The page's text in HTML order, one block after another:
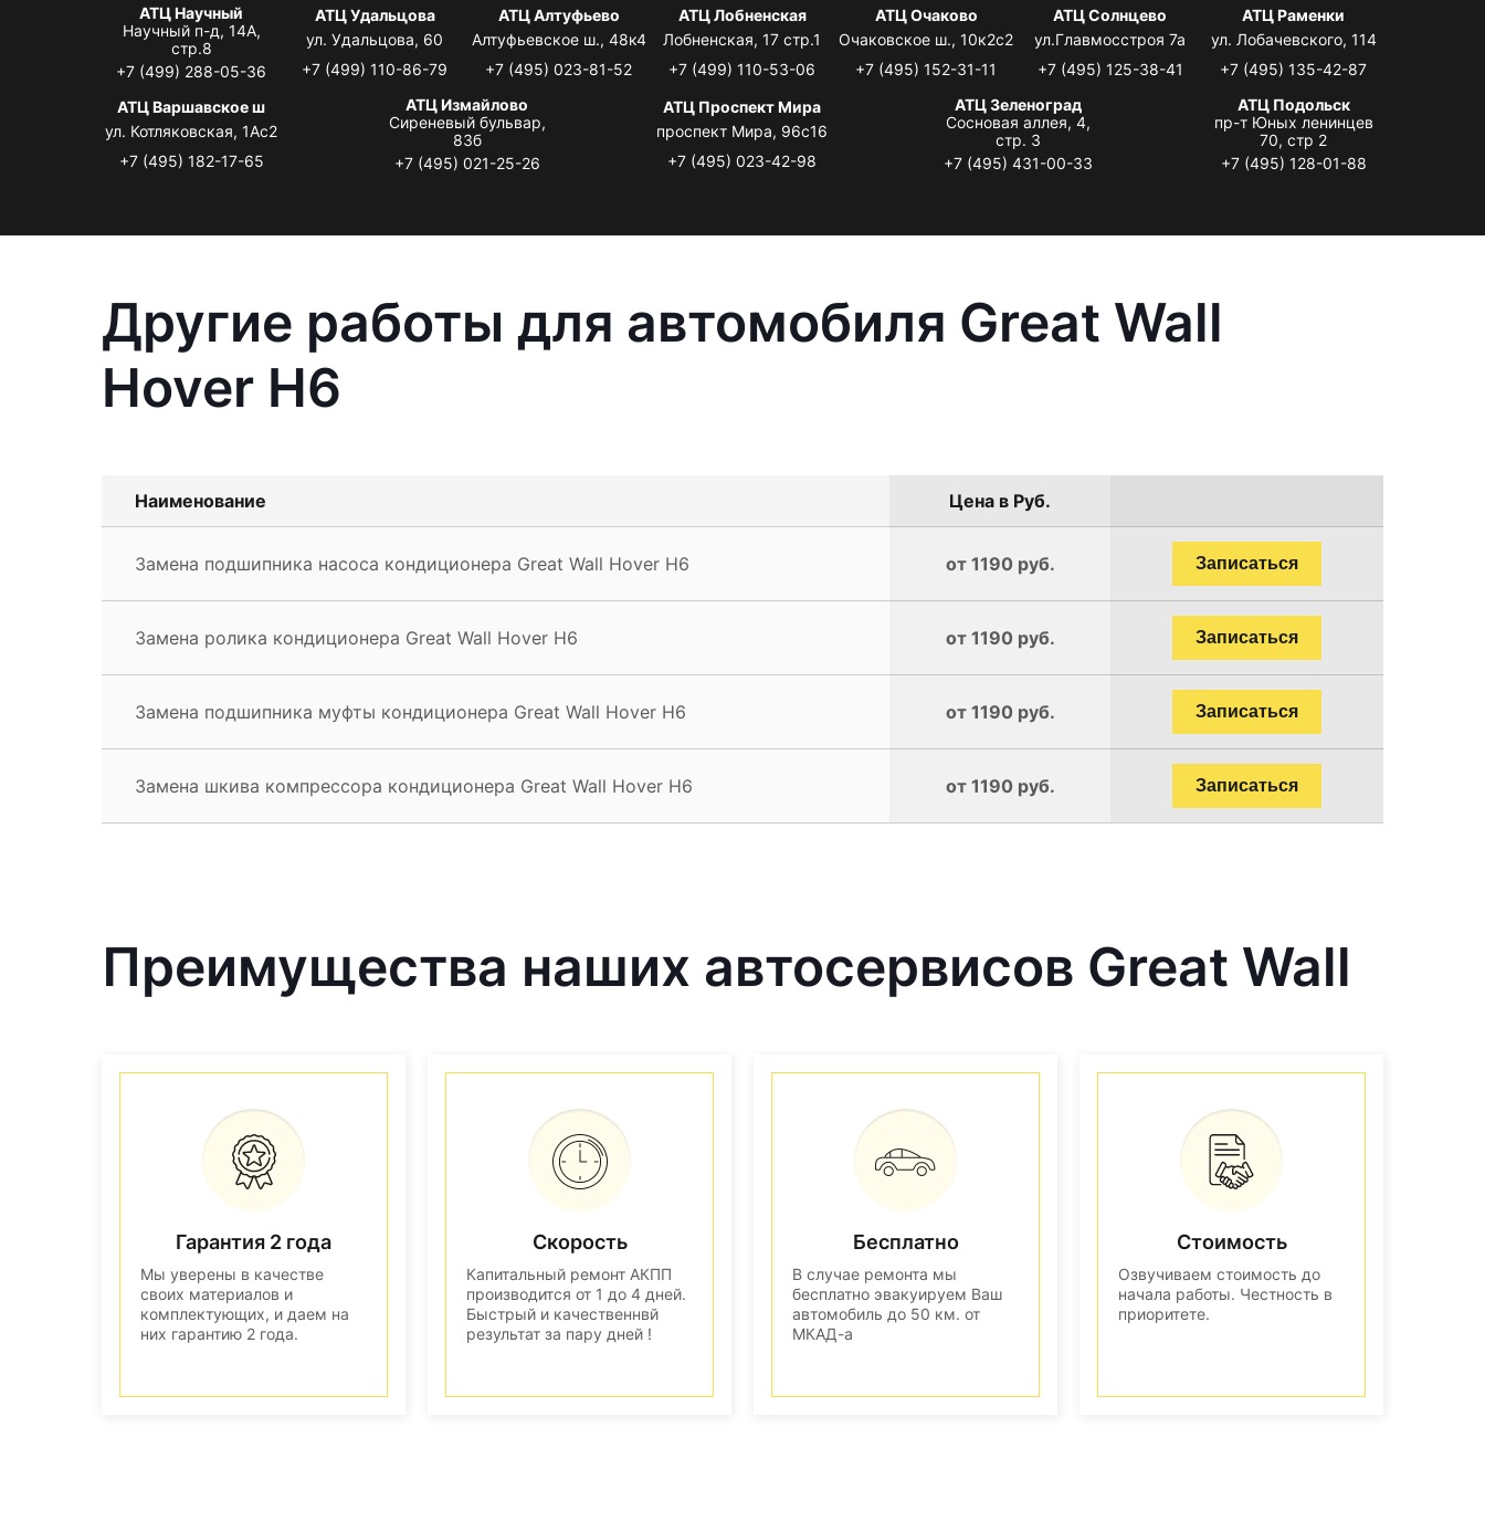
АТЦ Научный
Научный п-д, 14А,
стр.8
+7 (499) 288-05-36
АТЦ Удальцова
ул. Удальцова, 60
+7 (499) 110-86-79
АТЦ Алтуфьево
Алтуфьевское ш., 48к4
+7 (495) 023-81-52
АТЦ Лобненская
Лобненская, 17 стр.1
+7 (499) 110-53-06
АТЦ Очаково
Очаковское ш., 10к2с2
+7 (495) 152-31-11
АТЦ Солнцево
ул.Главмосстроя 7а
+7 (495) 125-38-41
АТЦ Раменки
ул. Лобачевского, 114
+7 (495) 135-42-87
АТЦ Варшавское ш
ул. Котляковская, 1Ас2
+7 (495) 182-17-65
АТЦ Измайлово
Сиреневый бульвар,
83б
+7 (495) 021-25-26
АТЦ Проспект Мира
проспект Мира, 96с16
+7 (495) 023-42-98
АТЦ Зеленоград
Сосновая аллея, 4,
стр. 3
+7 (495) 431-00-33
АТЦ Подольск
пр-т Юных ленинцев
70, стр 2
+7 (495) 128-01-88
Другие работы для автомобиля Great Wall
Hover H6
Наименование Цена в Руб.
Замена подшипника насоса кондиционера Great Wall Hover H6 от 1190 руб. Записаться
Замена ролика кондиционера Great Wall Hover H6 от 1190 руб. Записаться
Замена подшипника муфты кондиционера Great Wall Hover H6 от 1190 руб. Записаться
Замена шкива компрессора кондиционера Great Wall Hover H6 от 1190 руб. Записаться
Преимущества наших автосервисов Great Wall
Гарантия 2 года
Мы уверены в качестве
своих материалов и
комплектующих, и даем на
них гарантию 2 года.
Скорость
Капитальный ремонт АКПП
производится от 1 до 4 дней.
Быстрый и качественнвй
результат за пару дней !
Бесплатно
В случае ремонта мы
бесплатно эвакуируем Ваш
автомобиль до 50 км. от
МКАД-а
Стоимость
Озвучиваем стоимость до
начала работы. Честность в
приоритете.